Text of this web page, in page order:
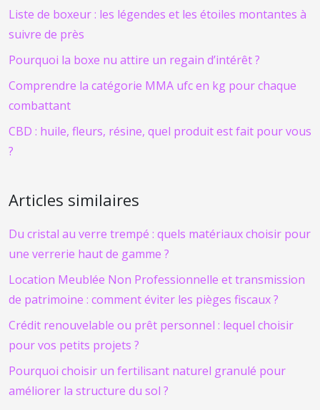
Liste de boxeur : les légendes et les étoiles montantes à
suivre de près
Pourquoi la boxe nu attire un regain d’intérêt ?
Comprendre la catégorie MMA ufc en kg pour chaque
combattant
CBD : huile, fleurs, résine, quel produit est fait pour vous
?
Articles similaires
Du cristal au verre trempé : quels matériaux choisir pour
une verrerie haut de gamme ?
Location Meublée Non Professionnelle et transmission
de patrimoine : comment éviter les pièges fiscaux ?
Crédit renouvelable ou prêt personnel : lequel choisir
pour vos petits projets ?
Pourquoi choisir un fertilisant naturel granulé pour
améliorer la structure du sol ?